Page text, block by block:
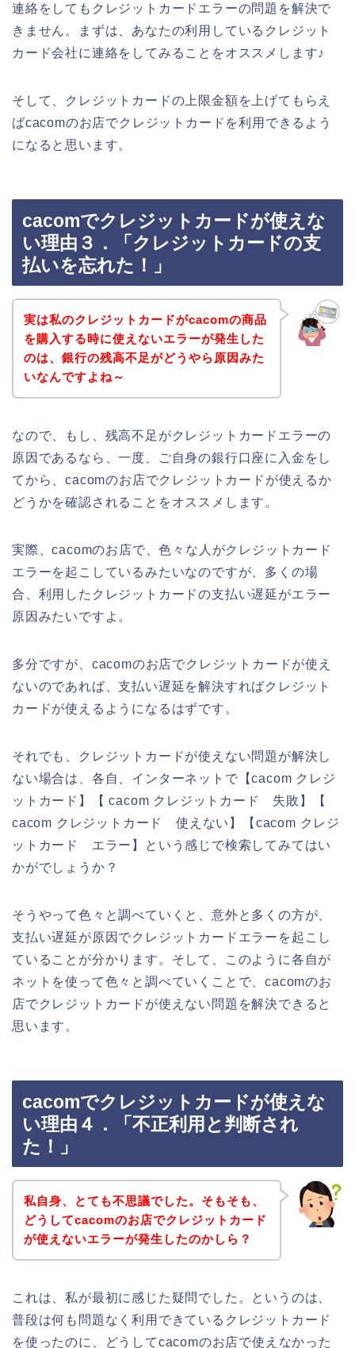
連絡をしてもクレジットカードエラーの問題を解決で
きません。まずは、あなたの利用しているクレジット
カード会社に連絡をしてみることをオススメします♪
そして、クレジットカードの上限金額を上げてもらえ
ばcacomのお店でクレジットカードを利用できるよう
になると思います。
cacomでクレジットカードが使えな
い理由３．「クレジットカードの支
払いを忘れた！」
実は私のクレジットカードがcacomの商品
を購入する時に使えないエラーが発生した
のは、銀行の残高不足がどうやら原因みた
いなんですよね～
なので、もし、残高不足がクレジットカードエラーの
原因であるなら、一度、ご自身の銀行口座に入金をし
てから、cacomのお店でクレジットカードが使えるか
どうかを確認されることをオススメします。
実際、cacomのお店で、色々な人がクレジットカード
エラーを起こしているみたいなのですが、多くの場
合、利用したクレジットカードの支払い遅延がエラー
原因みたいですよ。
多分ですが、cacomのお店でクレジットカードが使え
ないのであれば、支払い遅延を解決すればクレジット
カードが使えるようになるはずです。
それでも、クレジットカードが使えない問題が解決し
ない場合は、各自、インターネットで【cacom クレジ
ットカード】【 cacom クレジットカード 失敗】【
cacom クレジットカード 使えない】【cacom クレジ
ットカード エラー】という感じで検索してみてはい
かがでしょうか？
そうやって色々と調べていくと、意外と多くの方が、
支払い遅延が原因でクレジットカードエラーを起こし
ていることが分かります。そして、このように各自が
ネットを使って色々と調べていくことで、cacomのお
店でクレジットカードが使えない問題を解決できると
思います。
cacomでクレジットカードが使えな
い理由４．「不正利用と判断され
た！」
私自身、とても不思議でした。そもそも、
どうしてcacomのお店でクレジットカード
が使えないエラーが発生したのかしら？
これは、私が最初に感じた疑問でした。というのは、
普段は何も問題なく利用できているクレジットカード
を使ったのに、どうしてcacomのお店で使えなかった